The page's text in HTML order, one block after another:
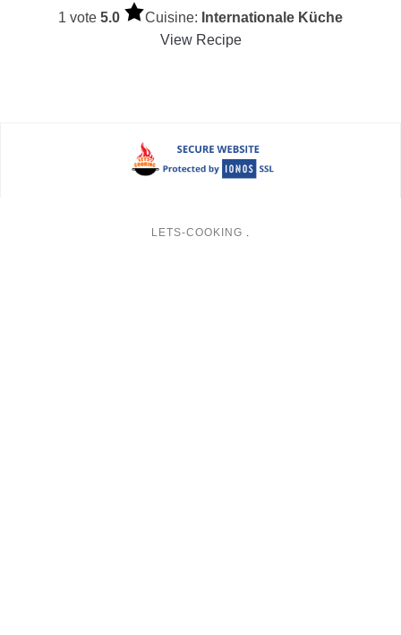
1 vote 5.0 Cuisine: Internationale Küche
View Recipe
LETS-COOKING